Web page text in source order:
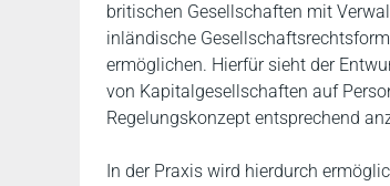
britischen Gesellschaften mit
inländische
ermöglichen. Hierfür sieht der
von Kapitalgesellschaften auf
Regelungskonzept entsprechend
In der Praxis wird hierdurch